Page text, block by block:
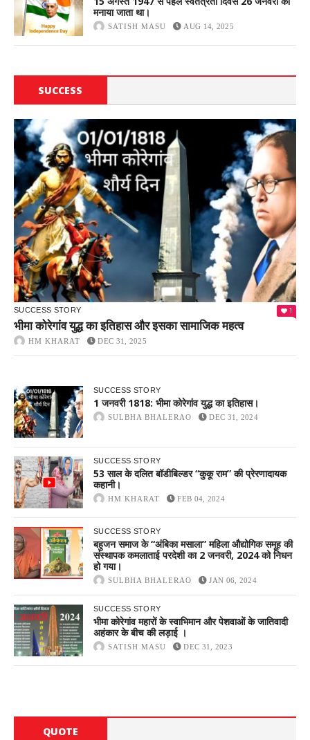
मनाया जाता था।
SATISH MASU AUG 14, 2025
SUCCESS
STORY
SUCCESS STORY 1
भीमा कोरेगांव युद्ध का इतिहास और इसका सामाजिक महत्व
HM KHARAT DEC 31, 2025
SUCCESS STORY
1 जनवरी 1818: भीमा कोरेगांव युद्ध का इतिहास।
SULBHA BHALERAO DEC 31, 2024
SUCCESS STORY
53 साल के दलित बॉडीबिल्डर “कुकू राम” की प्रेरणादायक
कहानी।
HM KHARAT FEB 04, 2024
SUCCESS STORY
बहुजन समाज के “अंबिका मसाला” महिला औद्योगिक समूह की
संस्थापक कमलाताई परदेशी का 2 जनवरी, 2024 को निधन
हो गया।
SULBHA BHALERAO JAN 06, 2024
SUCCESS STORY
भीमा कोरेगांव महारों के स्वाभिमान और पेशवाओं के जातिवादी
अहंकार के बीच की लड़ाई ।
SATISH MASU DEC 31, 2023
QUOTE